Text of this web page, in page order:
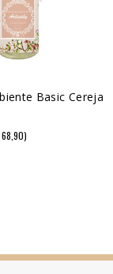
Basic Cereja